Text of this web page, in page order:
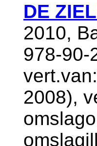
DE
2010,
978-90-
2008),